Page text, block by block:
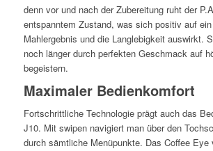
denn vor und nach der Zubereitung ruht der
entspanntem Zustand, was sich positiv auf
Mahlergebnis und die Langlebigkeit auswirkt.
noch länger durch perfekten Geschmack auf
begeistern.
Maximaler Bedienkomfort
Fortschrittliche Technologie prägt auch das
J10. Mit swipen navigiert man über den
durch sämtliche Menüpunkte. Das Coffee Eye